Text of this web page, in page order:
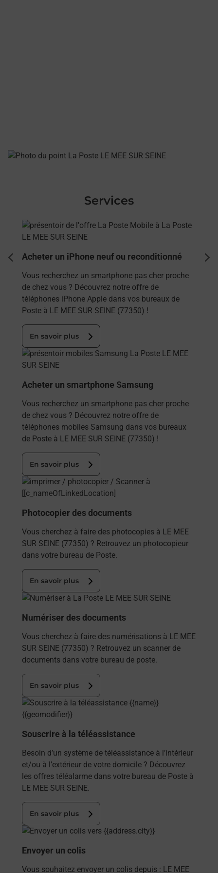
Services
En savoir plus
Acheter un iPhone neuf ou reconditionné
Vous recherchez un smartphone pas cher proche
de chez vous ? Découvrez notre offre de
téléphones iPhone Apple dans vos bureaux de
Poste à LE MEE SUR SEINE (77350) !
En savoir plus
En savoir plus
Acheter un smartphone Samsung
Vous recherchez un smartphone pas cher proche
de chez vous ? Découvrez notre offre de
téléphones mobiles Samsung dans vos bureaux
de Poste à LE MEE SUR SEINE (77350) !
En savoir plus
En savoir plus
Photocopier des documents
Vous cherchez à faire des photocopies à LE MEE
SUR SEINE (77350) ? Retrouvez un photocopieur
dans votre bureau de Poste.
En savoir plus
En savoir plus
Numériser des documents
Vous cherchez à faire des numérisations à LE MEE
SUR SEINE (77350) ? Retrouvez un scanner de
documents dans votre bureau de poste.
En savoir plus
En savoir plus
Souscrire à la téléassistance
Besoin d’un système de téléassistance à l’intérieur
et/ou à l’extérieur de votre domicile ? Découvrez
les offres téléalarme dans votre bureau de Poste à
LE MEE SUR SEINE.
En savoir plus
En savoir plus
Envoyer un colis
Vous souhaitez envoyer un colis depuis : LE MEE